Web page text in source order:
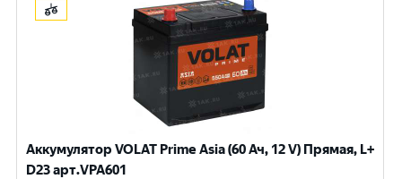
Аккумулятор VOLAT Prime Asia (60 Ач, 12 V) Прямая, L+
D23 арт.VPA601